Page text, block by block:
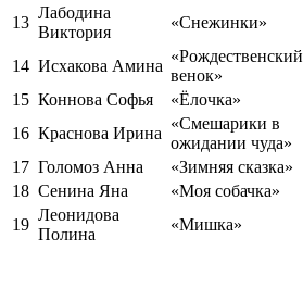
13
Лабодина
Виктория
«Снежинки»
14 Исхакова Амина
«Рождественский
венок»
15 Коннова Софья «Ёлочка»
16 Краснова Ирина
«Смешарики в
ожидании чуда»
17 Голомоз Анна «Зимняя сказка»
18 Сенина Яна «Моя собачка»
19
Леонидова
Полина
«Мишка»